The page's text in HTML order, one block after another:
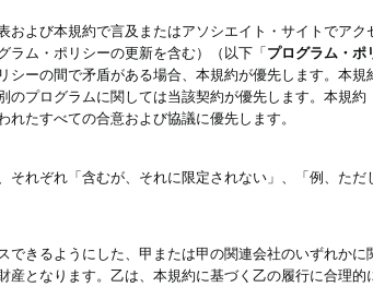
よび本規約で言及またはアソシエイト・サイトでアク
ラム・ポリシーの更新を含む）（以下「プログラム・ポ
ーの間で矛盾がある場合、本規約が優先します。本
プログラムに関しては当該契約が優先します。本規
たすべての合意および協議に優先します。
れぞれ「含むが、それに限定されない」、「例、た
きるようにした、甲または甲の関連会社のいずれか
産となります。乙は、本規約に基づく乙の履行に合理